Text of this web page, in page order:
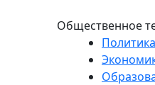
Общественное
Политика